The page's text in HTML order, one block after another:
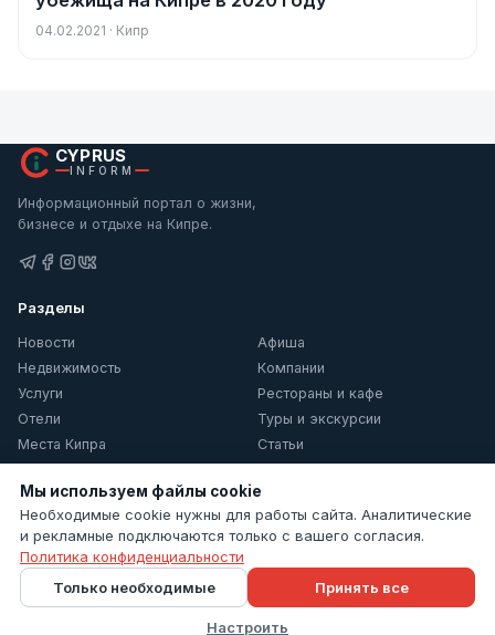
04.02.2021 · Кипр
CYPRUS
INFORM
Информационный портал о жизни,
бизнесе и отдыхе на Кипре.
Разделы
Новости
Афиша
Недвижимость
Компании
Услуги
Рестораны и кафе
Отели
Туры и экскурсии
Места Кипра
Статьи
Информация
Контакты
Политика конфиденциальности
Настройки cookie
Мы используем файлы cookie
Необходимые cookie нужны для работы сайта. Аналитические
и рекламные подключаются только с вашего согласия.
Политика конфиденциальности
Настроить
Только необходимые Принять все